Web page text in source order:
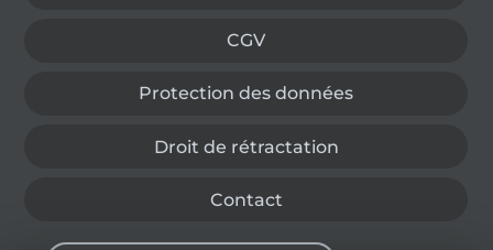
CGV
Protection des données
Droit de rétractation
Contact